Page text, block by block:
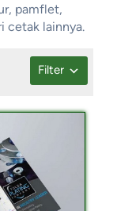
pamflet,
cetak lainnya.
Filter